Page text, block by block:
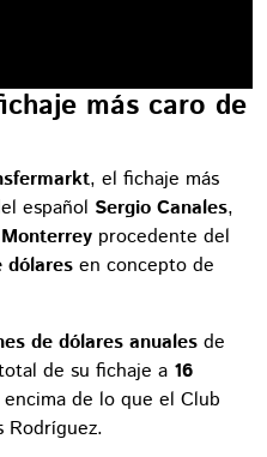
más caro de
, el fichaje más
español Sergio Canales,
procedente del
dólares en concepto de
de dólares anuales de
de su fichaje a 16
de lo que el Club
Rodríguez.